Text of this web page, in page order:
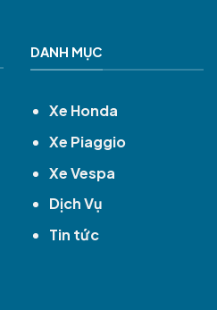
DANH MỤC
Xe Honda
Xe Piaggio
Xe Vespa
Dịch Vụ
Tin tức